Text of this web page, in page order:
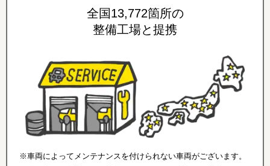
全国13,772箇所の
整備工場と提携
※車両によってメンテナンスを付けられない車両がございます。